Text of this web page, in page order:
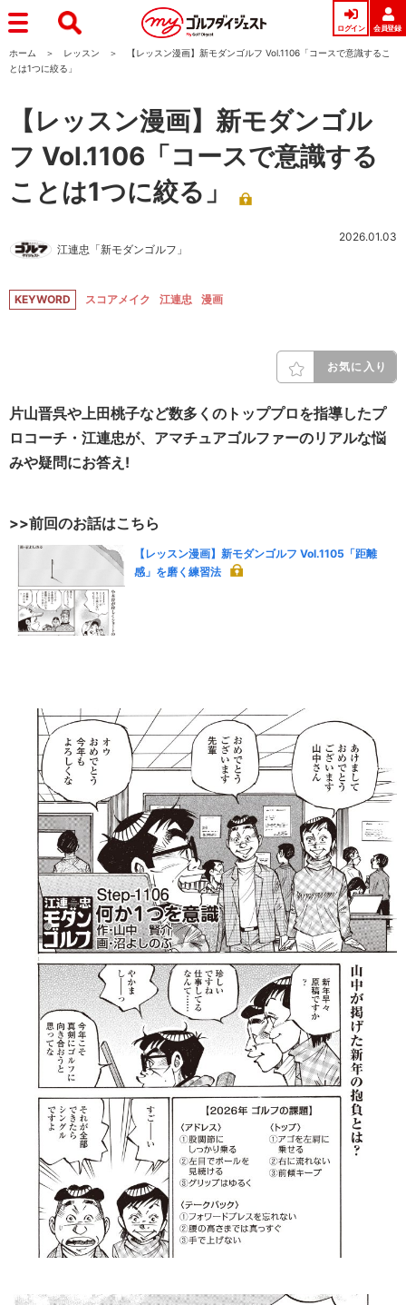
ログイン 会員登録
ホーム レッスン
【レッスン漫画】新モダンゴルフ Vol.1106「コースで意識するこ
とは1つに絞る」
【レッスン漫画】新モダンゴル
フ Vol.1106「コースで意識する
ことは1つに絞る」
江連忠「新モダンゴルフ」
2026.01.03
KEYWORD スコアメイク 江連忠 漫画
お気に入り
片山晋呉や上田桃子など数多くのトッププロを指導したプ
ロコーチ・江連忠が、アマチュアゴルファーのリアルな悩
みや疑問にお答え!
>>前回のお話はこちら
【レッスン漫画】新モダンゴルフ Vol.1105「距離
感」を磨く練習法